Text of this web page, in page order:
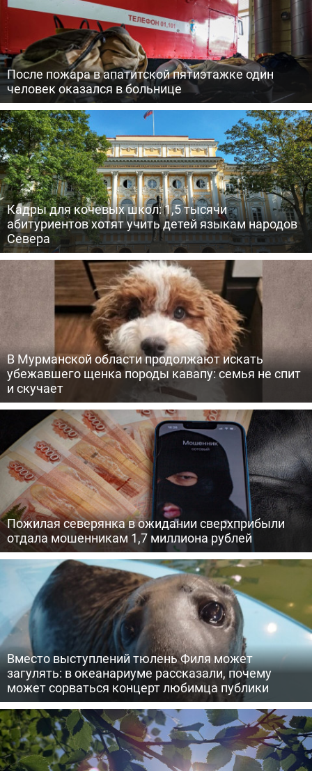
После пожара в апатитской пятиэтажке один
человек оказался в больнице
Кадры для кочевых школ: 1,5 тысячи
абитуриентов хотят учить детей языкам народов
Севера
В Мурманской области продолжают искать
убежавшего щенка породы кавапу: семья не спит
и скучает
Пожилая северянка в ожидании сверхприбыли
отдала мошенникам 1,7 миллиона рублей
Вместо выступлений тюлень Филя может
загулять: в океанариуме рассказали, почему
может сорваться концерт любимца публики